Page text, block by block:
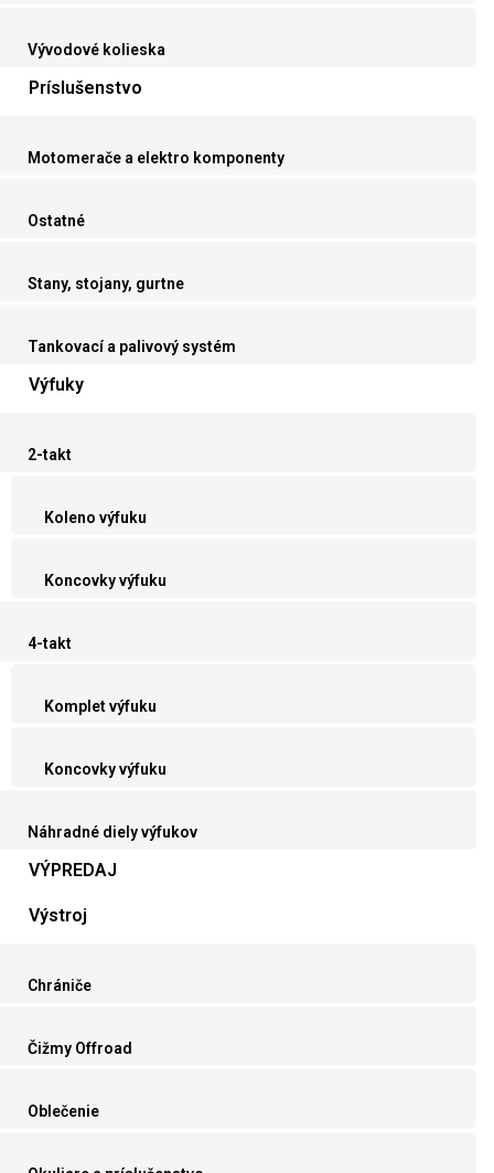
Vývodové kolieska
Príslušenstvo
Motomerače a elektro komponenty
Ostatné
Stany, stojany, gurtne
Tankovací a palivový systém
Výfuky
2-takt
Koleno výfuku
Koncovky výfuku
4-takt
Komplet výfuku
Koncovky výfuku
Náhradné diely výfukov
VÝPREDAJ
Výstroj
Chrániče
Čižmy Offroad
Oblečenie